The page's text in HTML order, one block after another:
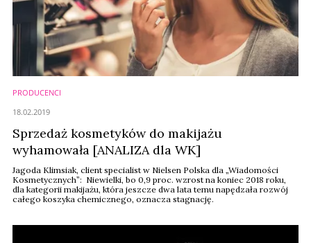
PRODUCENCI
Sprzedaż kosmetyków do makijażu
wyhamowała [ANALIZA dla WK]
Jagoda Klimsiak, client specialist w Nielsen Polska dla „Wiadomości
Kosmetycznych”: Niewielki, bo 0,9 proc. wzrost na koniec 2018 roku,
dla kategorii makijażu, która jeszcze dwa lata temu napędzała rozwój
całego koszyka chemicznego, oznacza stagnację.
18.02.2019